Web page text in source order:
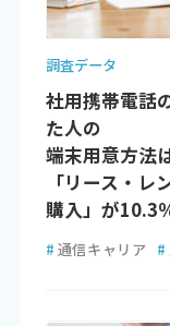
調査データ
社用携帯電話
た人の
端末用意方法
「リース・
購入」が10.3
# 通信キャリア #